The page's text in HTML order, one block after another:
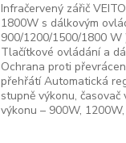
Infračervený zářič
1800W s dálkovým
900/1200/1500/1800 W
Tlačítkové ovládání a
Ochrana proti
přehřátí Automatická
stupně výkonu,
výkonu – 900W, 1200W,